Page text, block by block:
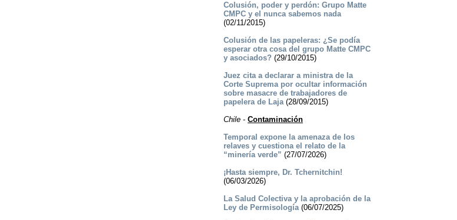
Colusión, poder y perdón: Grupo Matte
CMPC y el nunca sabemos nada
(02/11/2015)
Colusión de las papeleras: ¿Se podía
esperar otra cosa del grupo Matte CMPC
y asociados? (29/10/2015)
Juez cita a declarar a ministra de la
Corte Suprema por ocultar información
sobre masacre de trabajadores de
papelera de Laja(28/09/2015)
Chile- Contaminación
Temporal expone la amenaza de los
relaves y cuestiona el relato de la
“minería verde” (27/07/2026)
¡Hasta siempre, Dr. Tchernitchin!
(06/03/2026)
La Salud Colectiva y la aprobación de la
Ley de Permisología(06/07/2025)